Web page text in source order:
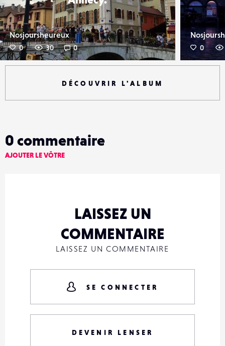
Nosjoursheureux
0 30 0 0
DÉCOUVRIR L'ALBUM
0 commentaire
AJOUTER LE VÔTRE
LAISSEZ UN
COMMENTAIRE
LAISSEZ UN COMMENTAIRE
SE CONNECTER
DEVENIR LENSER